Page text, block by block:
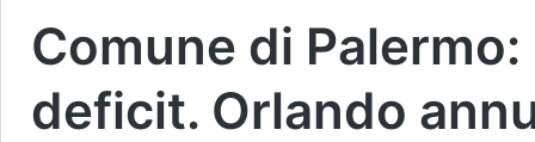
Comune di
deficit. Orlando